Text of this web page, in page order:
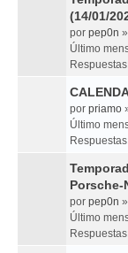
(14/01/
por pep0n
Último
por priamo
Último
Porsche-
por pep0n
Último